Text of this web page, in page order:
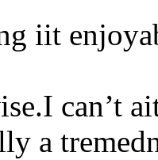
iit
can’t
a